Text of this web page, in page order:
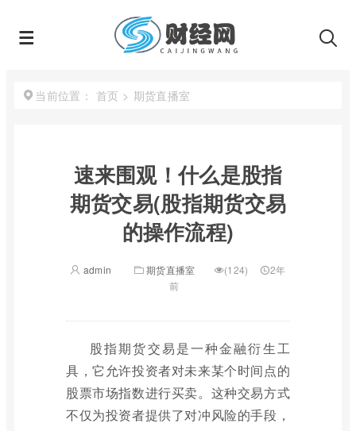
当前位置： 首页 > 期货直播室
速来围观！什么是股指
期货交易(股指期货交易
的操作流程)
admin 期货直播室 (124)
2年
前
股指期货交易是一种金融衍生工
具，它允许投资者对未来某个时间点的
股票市场指数进行买卖。这种交易方式
不仅为投资者提供了对冲风险的手段，